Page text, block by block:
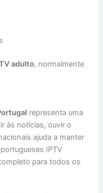
adulto, normalmente
representa uma
às notícias, ouvir o
ajuda a manter
IPTV
para todos os